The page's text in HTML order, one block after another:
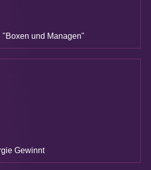
"Boxen und Managen"
Gewinnt